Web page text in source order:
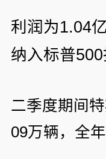
利润为1.04
纳入标普
二季度期间
09万辆，全